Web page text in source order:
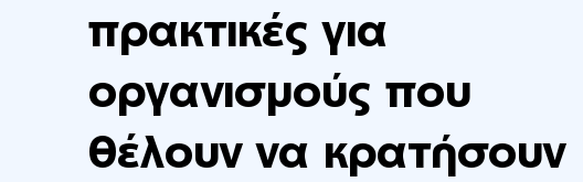
πρακτικές για
οργανισμούς που
θέλουν να κρατήσουν